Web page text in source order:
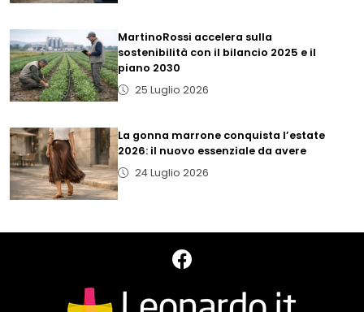
MartinoRossi accelera sulla
sostenibilità con il bilancio 2025 e il
piano 2030
25 Luglio 2026
La gonna marrone conquista l’estate
2026: il nuovo essenziale da avere
24 Luglio 2026